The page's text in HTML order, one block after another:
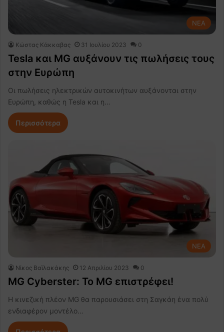
NEA
Κώστας Κάκκαβας 31 Ιουλίου 2023 0
Tesla και MG αυξάνουν τις πωλήσεις τους
στην Ευρώπη
Οι πωλήσεις ηλεκτρικών αυτοκινήτων αυξάνονται στην
Ευρώπη, καθώς η Tesla και η…
Περισσότερα
NEA
Νίκος Βαϊλακάκης 12 Απριλίου 2023 0
MG Cyberster: Το MG επιστρέφει!
Η κινεζική πλέον MG θα παρουσιάσει στη Σαγκάη ένα πολύ
ενδιαφέρον μοντέλο…